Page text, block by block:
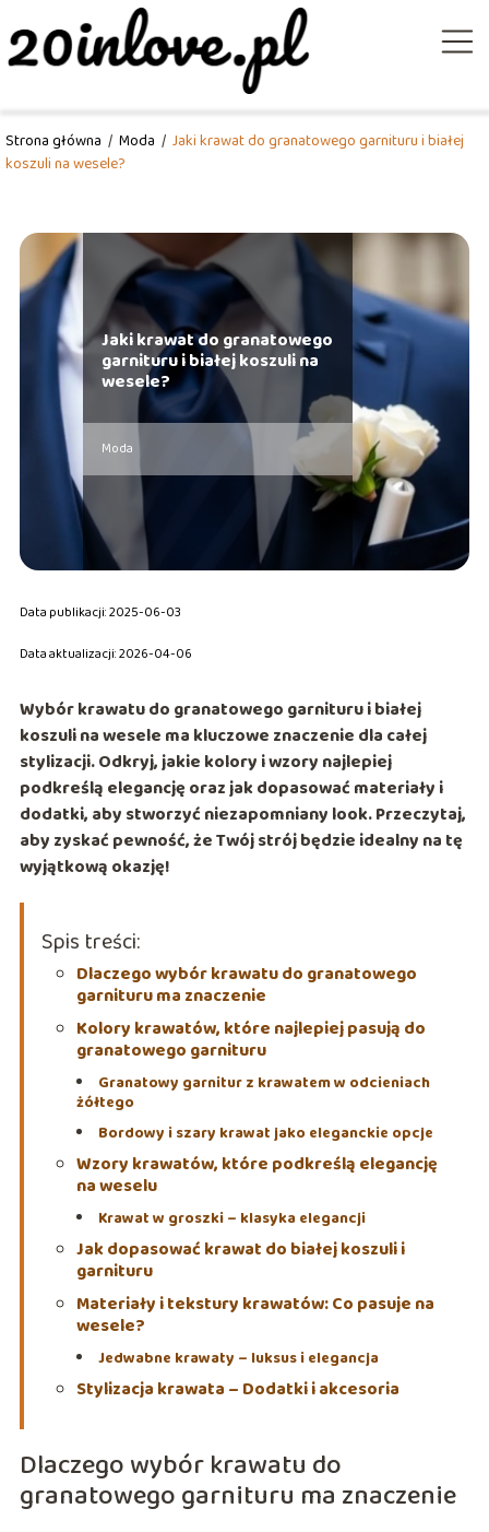
Strona główna / Moda / Jaki krawat do granatowego garnituru i białej
koszuli na wesele?
Jaki krawat do granatowego
garnituru i białej koszuli na
wesele?
Moda
Data publikacji: 2025-06-03
Data aktualizacji: 2026-04-06
Wybór krawatu do granatowego garnituru i białej
koszuli na wesele ma kluczowe znaczenie dla całej
stylizacji. Odkryj, jakie kolory i wzory najlepiej
podkreślą elegancję oraz jak dopasować materiały i
dodatki, aby stworzyć niezapomniany look. Przeczytaj,
aby zyskać pewność, że Twój strój będzie idealny na tę
wyjątkową okazję!
Spis treści:
Dlaczego wybór krawatu do granatowego
garnituru ma znaczenie
Kolory krawatów, które najlepiej pasują do
granatowego garnituru
Granatowy garnitur z krawatem w odcieniach
żółtego
Bordowy i szary krawat jako eleganckie opcje
Wzory krawatów, które podkreślą elegancję
na weselu
Krawat w groszki – klasyka elegancji
Jak dopasować krawat do białej koszuli i
garnituru
Materiały i tekstury krawatów: Co pasuje na
wesele?
Jedwabne krawaty – luksus i elegancja
Stylizacja krawata – Dodatki i akcesoria
Dlaczego wybór krawatu do
granatowego garnituru ma znaczenie